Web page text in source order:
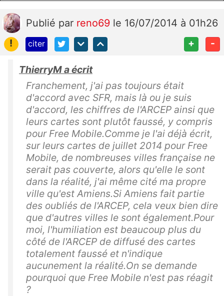
Publié par reno69 le 16/07/2014 à 01h26
!
citer + -
ThierryM a écrit
Franchement, j'ai pas toujours était
d'accord avec SFR, mais là ou je suis
d'accord, les chiffres de l'ARCEP ainsi que
leurs cartes sont plutôt faussé, y compris
pour Free Mobile.Comme je l'ai déjà écrit,
sur leurs cartes de juillet 2014 pour Free
Mobile, de nombreuses villes française ne
serait pas couverte, alors qu'elle le sont
dans la réalité, j'ai même cité ma propre
ville qu'est Amiens.Si Amiens fait partie
des oubliés de l'ARCEP, cela veux bien dire
que d'autres villes le sont également.Pour
moi, l'humiliation est beaucoup plus du
côté de l'ARCEP de diffusé des cartes
totalement faussé et n'indique
aucunement la réalité.On se demande
pourquoi que Free Mobile n'est pas réagit
?